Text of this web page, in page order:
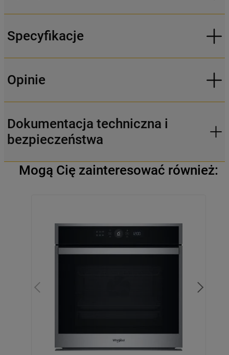
Specyfikacje
Opinie
Dokumentacja techniczna i
bezpieczeństwa
Mogą Cię zainteresować również: